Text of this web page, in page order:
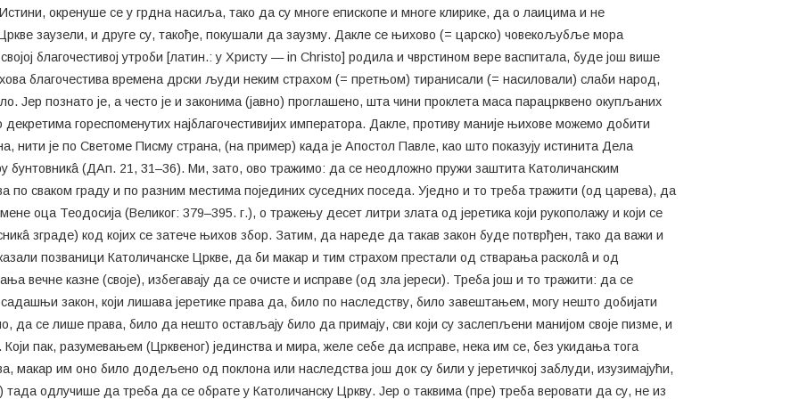
окренуше се у грдна насиља, тако да су многе епископе и многе клирике, да о лаицима и не
заузели, и друге су, такође, покушали да заузму. Дакле се њихово (= царско) човекољубље мора
благочестивој утроби [латин.: у Христу — in Christo] родила и чврстином вере васпитала, буде још више
благочестива времена дрски људи неким страхом (= претњом) тиранисали (= насиловали) слаби народ,
Јер познато је, а често је и законима (јавно) проглашено, шта чини проклета маса парацрквено окупљаних
гореспоменутих најблагочестивијих императора. Дакле, противу маније њихове можемо добити
нити је по Светоме Писму страна, (на пример) када је Апостол Павле, као што показују истинита Дела
бунтовникâ (ДАп. 21, 31–36). Ми, зато, ово тражимо: да се неодложно пружи заштита Католичанским
по сваком граду и по разним местима појединих суседних поседа. Уједно и то треба тражити (од царева), да
оца Теодосија (Великог: 379–395. г.), о тражењу десет литри злата од јеретика који рукополажу и који се
зграде) код којих се затече њихов збор. Затим, да нареде да такав закон буде потврђен, тако да важи и
позваници Католичанске Цркве, да би макар и тим страхом престали од стварања расколâ и од
вечне казне (своје), избегавају да се очисте и исправе (од зла јереси). Треба још и то тражити: да се
закон, који лишава јеретике права да, било по наследству, било завештањем, могу нешто добијати
да се лише права, било да нешто остављају било да примају, сви који су заслепљени манијом своје пизме, и
пак, разумевањем (Црквеног) јединства и мира, желе себе да исправе, нека им се, без укидања тога
макар им оно било додељено од поклона или наследства још док су били у јеретичкој заблуди, изузимајући,
тада одлучише да треба да се обрате у Католичанску Цркву. Јер о таквима (пре) треба веровати да су, не из